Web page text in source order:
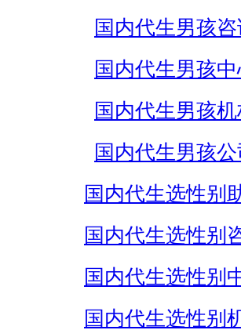
国内代生男孩咨
国内代生男孩
国内代生男孩机
国内代生男孩公
国内代生选性别
国内代生选性别
国内代生选性别
国内代生选性别